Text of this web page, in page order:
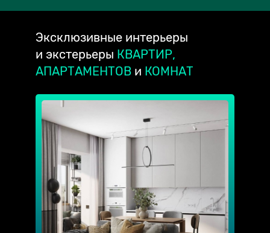
Эксклюзивные интерьеры
и экстерьеры КВАРТИР,
АПАРТАМЕНТОВ и КОМНАТ